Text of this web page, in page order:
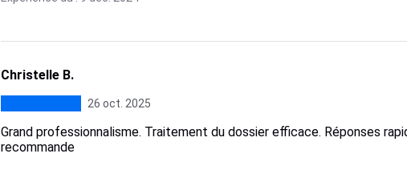
Christelle B.
26 oct. 2025
Grand professionnalisme. Traitement du dossier efficace. Réponses
recommande